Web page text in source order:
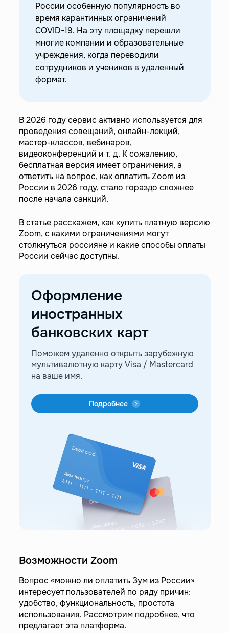
—Виртуальная карта
— Сервис-посредник
Через баланс App Store
—Друзья и родственники за границей
—Использование Zoom в РФ
России особенную популярность во
время карантинных ограничений
COVID-19. На эту площадку перешли
многие компании и образовательные
учреждения, когда переводили
сотрудников и учеников в удаленный
формат.
В 2026 году сервис активно используется для
проведения совещаний, онлайн-лекций,
мастер-классов, вебинаров,
видеоконференций и т. д. К сожалению,
бесплатная версия имеет ограничения, а
ответить на вопрос, как оплатить Zoom из
России в 2026 году, стало гораздо сложнее
после начала санкций.
В статье расскажем, как купить платную версию
Zoom, с какими ограничениями могут
столкнуться россияне и какие способы оплаты
России сейчас доступны.
Оформление
иностранных
банковских карт
Поможем удаленно открыть зарубежную
мультивалютную карту Visa / Mastercard
на ваше имя.
Подробнее
Возможности Zoom
Вопрос «можно ли оплатить Зум из России»
интересует пользователей по ряду причин:
удобство, функциональность, простота
использования. Рассмотрим подробнее, что
предлагает эта платформа.